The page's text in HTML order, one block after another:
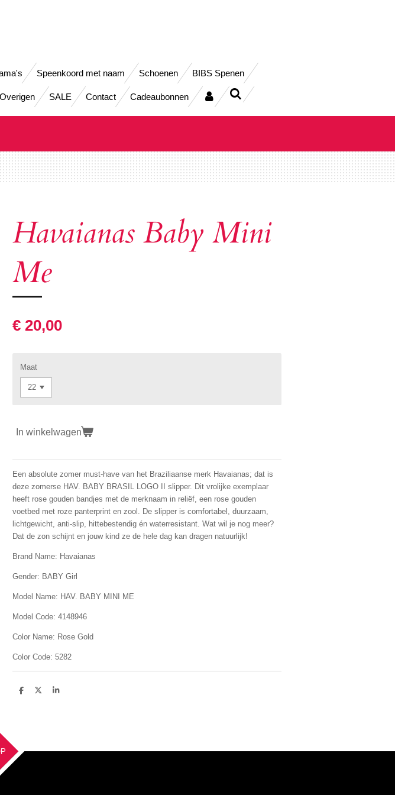
Speenkoord met naam Schoenen BIBS Spenen
Overigen SALE Contact Cadeaubonnen
Havaianas Baby Mini
Me
€ 20,00
Maat
In winkelwagen
Een absolute zomer must-have van het Braziliaanse merk Havaianas; dat is
deze zomerse HAV. BABY BRASIL LOGO II slipper. Dit vrolijke exemplaar
heeft rose gouden bandjes met de merknaam in reliëf, een rose gouden
voetbed met roze panterprint en zool. De slipper is comfortabel, duurzaam,
lichtgewicht, anti-slip, hittebestendig én waterresistant. Wat wil je nog meer?
Dat de zon schijnt en jouw kind ze de hele dag kan dragen natuurlijk!
Brand Name: Havaianas
Gender: BABY Girl
Model Name: HAV. BABY MINI ME
Model Code: 4148946
Color Name: Rose Gold
Color Code: 5282
D
D
S